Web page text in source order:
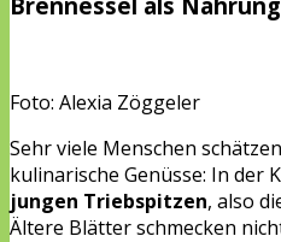
Foto: Alexia Zöggeler
Sehr viele Menschen
kulinarische Genüsse: In der
jungen Triebspitzen, also
Ältere Blätter schmecken